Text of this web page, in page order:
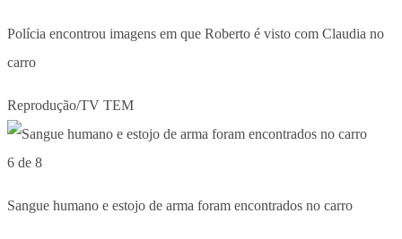
Polícia encontrou imagens em que Roberto é visto com Claudia no
carro
Reprodução/TV TEM
6 de 8
Sangue humano e estojo de arma foram encontrados no carro